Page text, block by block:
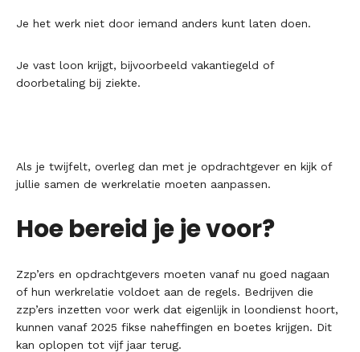
Je het werk niet door iemand anders kunt laten doen.
Je vast loon krijgt, bijvoorbeeld vakantiegeld of
doorbetaling bij ziekte.
Als je twijfelt, overleg dan met je opdrachtgever en kijk of
jullie samen de werkrelatie moeten aanpassen.
Hoe bereid je je voor?
Zzp’ers en opdrachtgevers moeten vanaf nu goed nagaan
of hun werkrelatie voldoet aan de regels. Bedrijven die
zzp’ers inzetten voor werk dat eigenlijk in loondienst hoort,
kunnen vanaf 2025 fikse naheffingen en boetes krijgen. Dit
kan oplopen tot vijf jaar terug.